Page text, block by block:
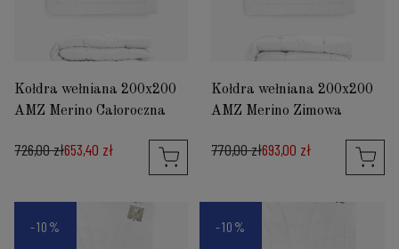
Kołdra wełniana 200x200
AMZ Merino Całoroczna
726,00 zł653,40 zł
Kołdra wełniana 200x200
AMZ Merino Zimowa
770,00 zł693,00 zł
-10% -10%